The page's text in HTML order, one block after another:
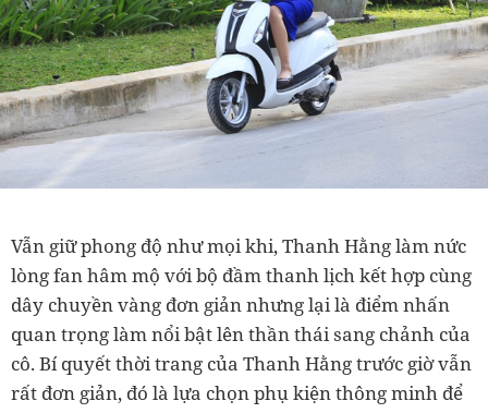
Vẫn giữ phong độ như mọi khi, Thanh Hằng làm nức
lòng fan hâm mộ với bộ đầm thanh lịch kết hợp cùng
dây chuyền vàng đơn giản nhưng lại là điểm nhấn
quan trọng làm nổi bật lên thần thái sang chảnh của
cô. Bí quyết thời trang của Thanh Hằng trước giờ vẫn
rất đơn giản, đó là lựa chọn phụ kiện thông minh để